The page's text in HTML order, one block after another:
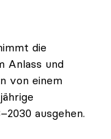
die
Anlass und
von einem
ausgehen.